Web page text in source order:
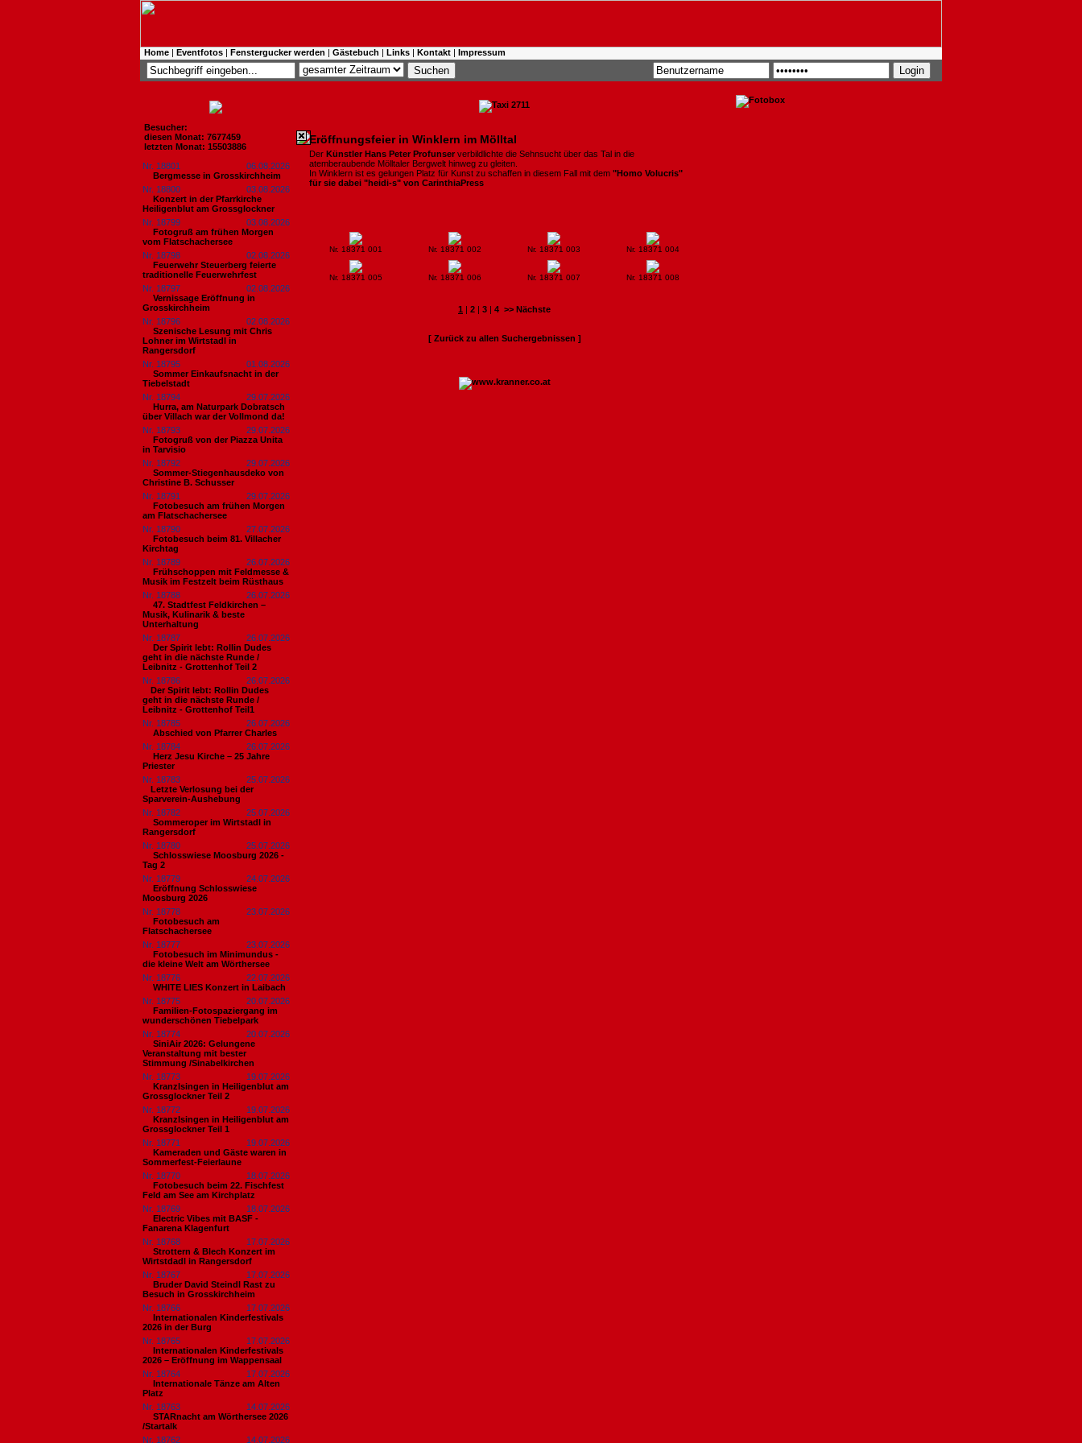
Home | Eventfotos | Fenstergucker werden | Gästebuch | Links | Kontakt | Impressum
Besucher:
diesen Monat: 7677459
letzten Monat: 15503886
Nr. 18801
06.08.2026
Bergmesse in Grosskirchheim
Nr. 18800
03.08.2026
Konzert in der Pfarrkirche
Heiligenblut am Grossglockner
Nr. 18799
03.08.2026
Fotogruß am frühen Morgen
vom Flatschachersee
Nr. 18798
02.08.2026
Feuerwehr Steuerberg feierte
traditionelle Feuerwehrfest
Nr. 18797
02.08.2026
Vernissage Eröffnung in
Grosskirchheim
Nr. 18796
02.08.2026
Szenische Lesung mit Chris
Lohner im Wirtstadl in
Rangersdorf
Nr. 18795
01.08.2026
Sommer Einkaufsnacht in der
Tiebelstadt
Nr. 18794
29.07.2026
Hurra, am Naturpark Dobratsch
über Villach war der Vollmond da!
Nr. 18793
29.07.2026
Fotogruß von der Piazza Unita
in Tarvisio
Nr. 18792
29.07.2026
Sommer-Stiegenhausdeko von
Christine B. Schusser
Nr. 18791
29.07.2026
Fotobesuch am frühen Morgen
am Flatschachersee
Nr. 18790
27.07.2026
Fotobesuch beim 81. Villacher
Kirchtag
Nr. 18789
26.07.2026
Frühschoppen mit Feldmesse &
Musik im Festzelt beim Rüsthaus
Nr. 18788
26.07.2026
47. Stadtfest Feldkirchen –
Musik, Kulinarik & beste
Unterhaltung
Nr. 18787
26.07.2026
Der Spirit lebt: Rollin Dudes
geht in die nächste Runde /
Leibnitz - Grottenhof Teil 2
Nr. 18786
26.07.2026
​Der Spirit lebt: Rollin Dudes
geht in die nächste Runde /
Leibnitz - Grottenhof Teil1
Nr. 18785
26.07.2026
Abschied von Pfarrer Charles
Nr. 18784
26.07.2026
Herz Jesu Kirche – 25 Jahre
Priester
Nr. 18783
25.07.2026
​Letzte Verlosung bei der
Sparverein-Aushebung
Nr. 18782
25.07.2026
Sommeroper im Wirtstadl in
Rangersdorf
Nr. 18780
25.07.2026
Schlosswiese Moosburg 2026 -
Tag 2
Nr. 18779
24.07.2026
Eröffnung Schlosswiese
Moosburg 2026
Nr. 18778
23.07.2026
Fotobesuch am
Flatschachersee
Nr. 18777
23.07.2026
Fotobesuch im Minimundus -
die kleine Welt am Wörthersee
Nr. 18776
22.07.2026
WHITE LIES Konzert in Laibach
Nr. 18775
20.07.2026
Familien-Fotospaziergang im
wunderschönen Tiebelpark
Nr. 18774
20.07.2026
SiniAir 2026: Gelungene
Veranstaltung mit bester
Stimmung /Sinabelkirchen
Nr. 18773
19.07.2026
Kranzlsingen in Heiligenblut am
Grossglockner Teil 2
Nr. 18772
19.07.2026
Kranzlsingen in Heiligenblut am
Grossglockner Teil 1
Nr. 18771
19.07.2026
Kameraden und Gäste waren in
Sommerfest-Feierlaune
Nr. 18770
18.07.2026
Fotobesuch beim 22. Fischfest
Feld am See am Kirchplatz
Nr. 18769
18.07.2026
Electric Vibes mit BASF -
Fanarena Klagenfurt
Nr. 18768
17.07.2026
Strottern & Blech Konzert im
Wirtstdadl in Rangersdorf
Nr. 18767
17.07.2026
Bruder David Steindl Rast zu
Besuch in Grosskirchheim
Nr. 18766
17.07.2026
Internationalen Kinderfestivals
2026 in der Burg
Nr. 18765
17.07.2026
Internationalen Kinderfestivals
2026 – Eröffnung im Wappensaal
Nr. 18764
17.07.2026
Internationale Tänze am Alten
Platz
Nr. 18763
14.07.2026
STARnacht am Wörthersee 2026
/Startalk
Nr. 18762
14.07.2026
Eröffnungsfeier in Winklern im Mölltal
Der Künstler Hans Peter Profunser verbildlichte die Sehnsucht über das Tal in die
atemberaubende Mölltaler Bergwelt hinweg zu gleiten.
In Winklern ist es gelungen Platz für Kunst zu schaffen in diesem Fall mit dem "Homo Volucris"
für sie dabei "heidi-s" von CarinthiaPress
Nr. 18371 001 Nr. 18371 002 Nr. 18371 003 Nr. 18371 004
Nr. 18371 005 Nr. 18371 006 Nr. 18371 007 Nr. 18371 008
1 | 2 | 3 | 4 >> Nächste
[ Zurück zu allen Suchergebnissen ]